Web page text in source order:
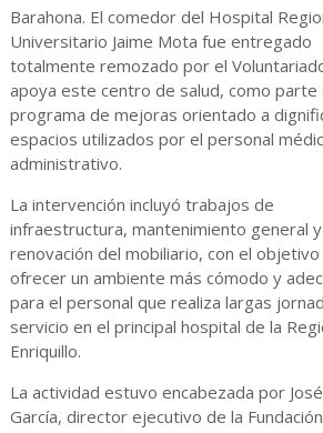
Barahona. El comedor del Hospital
Universitario Jaime Mota fue entregado
totalmente remozado por el
apoya este centro de salud, como parte
programa de mejoras orientado a
espacios utilizados por el personal
administrativo.
La intervención incluyó trabajos de
infraestructura, mantenimiento general y
renovación del mobiliario, con el
ofrecer un ambiente más cómodo y
para el personal que realiza largas
servicio en el principal hospital de la
Enriquillo.
La actividad estuvo encabezada por
García, director ejecutivo de la